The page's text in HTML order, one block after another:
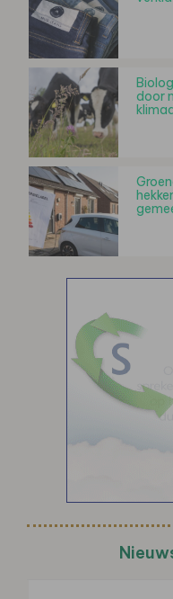
door